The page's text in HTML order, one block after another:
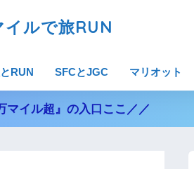
イルで旅RUN
RUN SFCとJGC マリオット
マイル超』の入口ここ／／